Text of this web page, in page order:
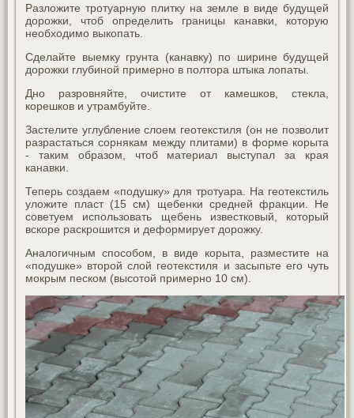
Разложите тротуарную плитку на земле в виде будущей
дорожки, чтоб определить границы канавки, которую
необходимо выкопать.
Сделайте выемку грунта (канавку) по ширине будущей
дорожки глубиной примерно в полтора штыка лопаты.
Дно разровняйте, очистите от камешков, стекла,
корешков и утрамбуйте.
Застелите углубление слоем геотекстиля (он не позволит
разрастаться сорнякам между плитами) в форме корыта
- таким образом, чтоб материал выступал за края
канавки.
Теперь создаем «подушку» для тротуара. На геотекстиль
уложите пласт (15 см) щебенки средней фракции. Не
советуем использовать щебень известковый, который
вскоре раскрошится и деформирует дорожку.
Аналогичным способом, в виде корыта, разместите на
«подушке» второй слой геотекстиля и засыпьте его чуть
мокрым песком (высотой примерно 10 см).